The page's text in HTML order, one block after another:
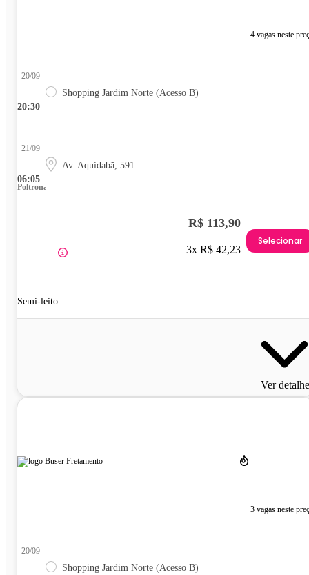
4 vagas neste
20:30
20/09
Shopping Jardim Norte (Acesso B)
06:05
21/09
Av. Aquidabã, 591
Poltrona
Semi-leito
R$ 113,90
3x R$ 42,23
Selecionar
Ver
3 vagas neste
20/09
Shopping Jardim Norte (Acesso B)